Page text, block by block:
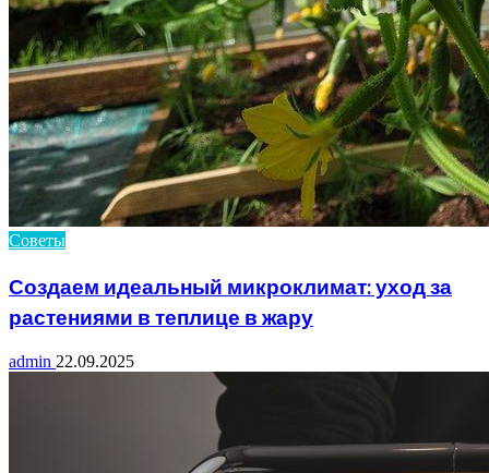
Советы
Создаем идеальный микроклимат: уход за
растениями в теплице в жару
admin 22.09.2025